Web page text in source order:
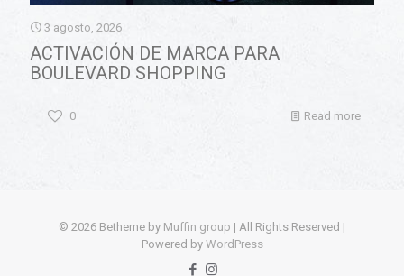
3 agosto, 2026
ACTIVACIÓN DE MARCA PARA
BOULEVARD SHOPPING
0 Read more
© 2026 Betheme by Muffin group | All Rights Reserved |
Powered by WordPress